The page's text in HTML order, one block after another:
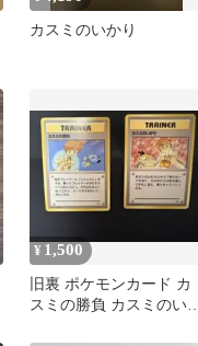
カスミのいかり
¥ 1,500
旧裏 ポケモンカード カ
スミの勝負 カスミのいか